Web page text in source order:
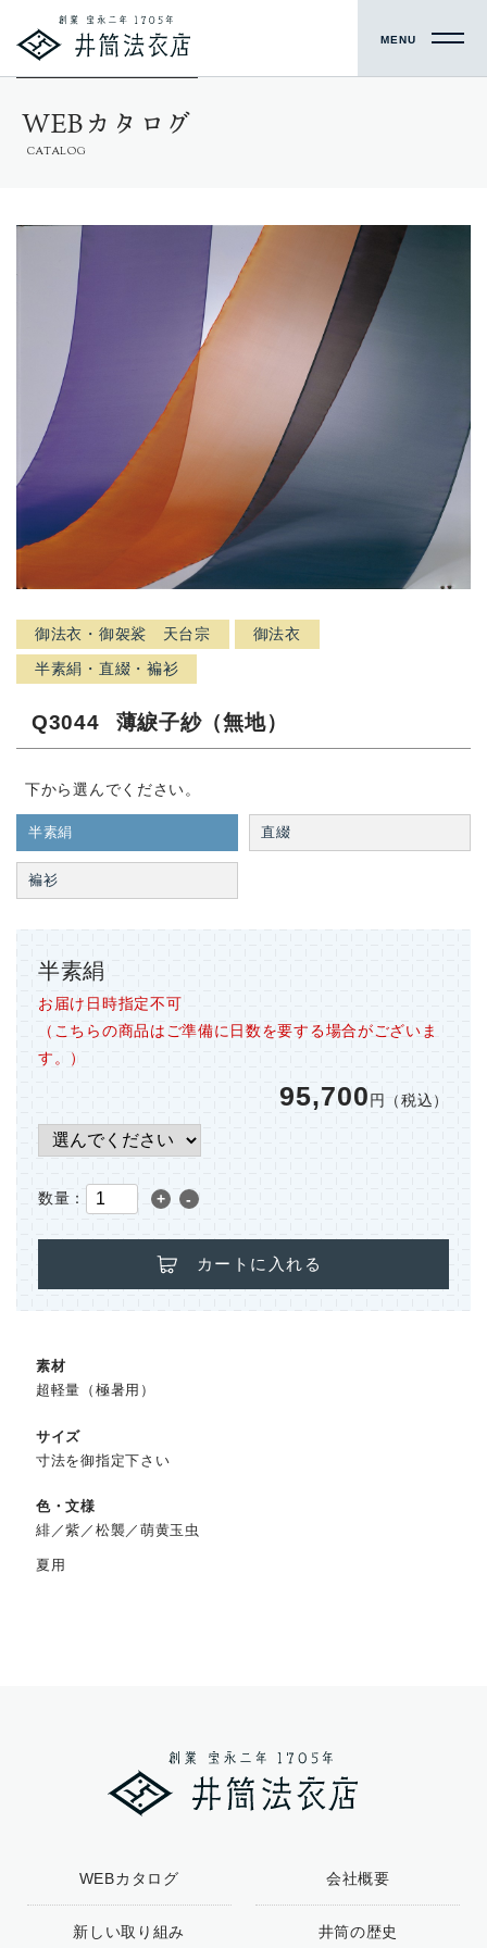
MENU
WEBカタログ
CATALOG
御法衣・御袈裟 天台宗
御法衣
半素絹・直綴・褊衫
Q3044 薄綟子紗（無地）
下から選んでください。
半素絹 直綴
褊衫
半素絹
お届け日時指定不可
（こちらの商品はご準備に日数を要する場合がございま
す。）
95,700円（税込）
数量： + -
カートに入れる
素材
超軽量（極暑用）
サイズ
寸法を御指定下さい
色・文様
緋／紫／松襲／萌黄玉虫
夏用
WEBカタログ 会社概要
新しい取り組み 井筒の歴史